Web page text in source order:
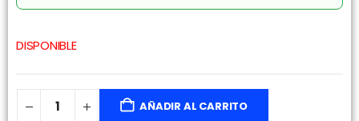
DISPONIBLE
AÑADIR AL CARRITO